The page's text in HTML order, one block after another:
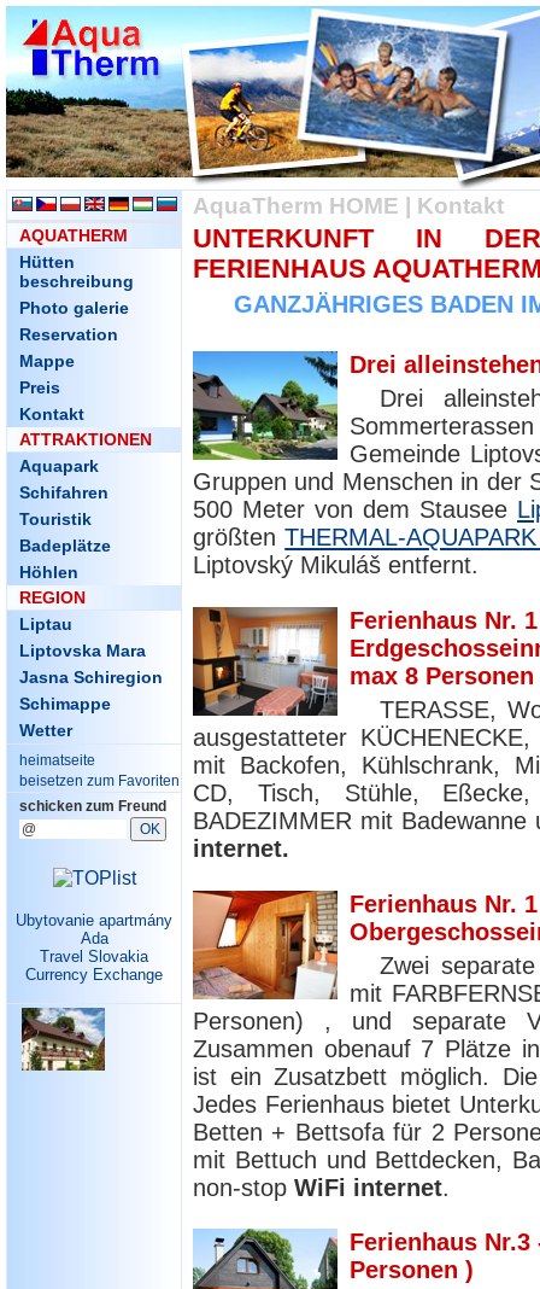
AQUATHERM
Hütten
beschreibung
Photo galerie
Reservation
Mappe
Preis
Kontakt
ATTRAKTIONEN
Aquapark
Schifahren
Touristik
Badeplätze
Höhlen
REGION
Liptau
Liptovska Mara
Jasna Schiregion
Schimappe
Wetter
heimatseite
beisetzen zum Favoriten
schicken zum Freund
Ubytovanie apartmány
Ada
Travel Slovakia
Currency Exchange
AquaTherm HOME Kontakt
UNTERKUNFT IN
FERIENHAUS
GANZJÄHRIGES BADEN
Drei
Drei
Gemeinde
Gruppen und Menschen in der
500 Meter von dem Stausee
größtenTHERMAL-
Liptovský Mikuláš entfernt.
Ferienhaus Nr.
max 8 Personen
TERASSE,
ausgestatteter
mit Backofen, Kühlschrank,
CD, Tisch, Stühle,
BADEZIMMER mit
internet.
Ferienhaus Nr.
Zwei
mit
Personen) , und separate
Zusammen obenauf 7 Plätze
ist ein Zusatzbett möglich.
Jedes Ferienhaus bietet
Betten + Bettsofa für 2
mit Bettuch und Bettdecken,
non-stop WiFi internet.
Ferienhaus
Personen )